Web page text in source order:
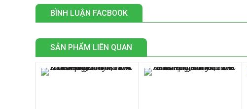
BÌNH LUẬN FACBOOK
SẢN PHẨM LIÊN QUAN